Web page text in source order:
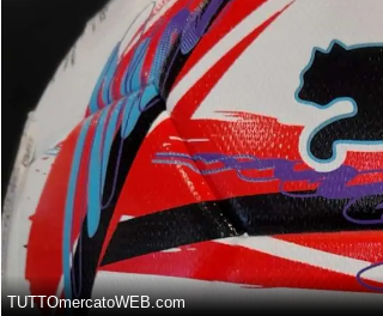
TUTTOmercatoWEB.com